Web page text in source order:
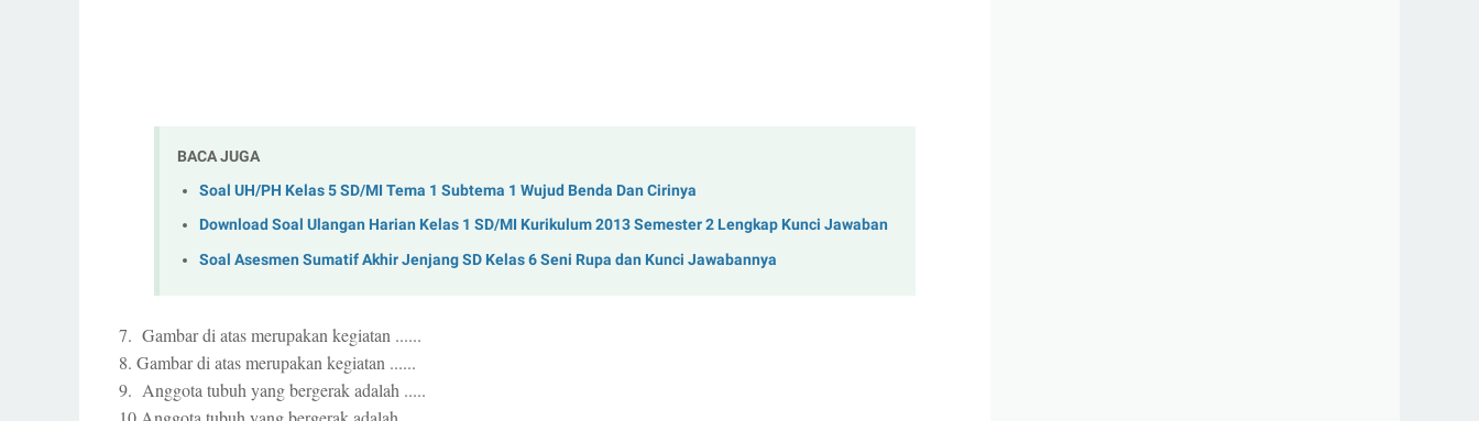
BACA JUGA
Soal UH/PH Kelas 5 SD/MI Tema 1 Subtema 1 Wujud Benda Dan Cirinya
Download Soal Ulangan Harian Kelas 1 SD/MI Kurikulum 2013 Semester 2 Lengkap Kunci Jawaban
Soal Asesmen Sumatif Akhir Jenjang SD Kelas 6 Seni Rupa dan Kunci Jawabannya
7. Gambar di atas merupakan kegiatan ......
8. Gambar di atas merupakan kegiatan ......
9. Anggota tubuh yang bergerak adalah .....